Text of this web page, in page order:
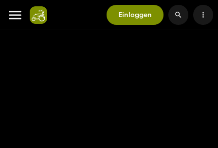
Einloggen